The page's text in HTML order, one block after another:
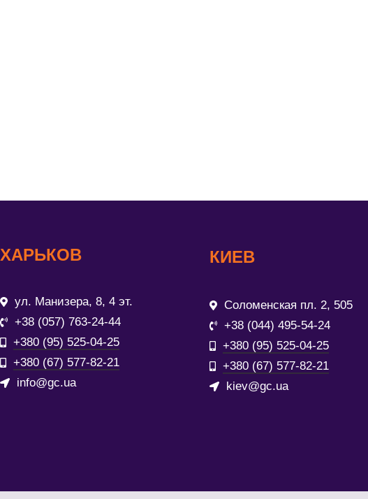
ХАРЬКОВ
ул. Манизера, 8, 4 эт.
+38 (057) 763-24-44
+380 (95) 525-04-25
+380 (67) 577-82-21
info@gc.ua
КИЕВ
Соломенская пл. 2, 505
+38 (044) 495-54-24
+380 (95) 525-04-25
+380 (67) 577-82-21
kiev@gc.ua